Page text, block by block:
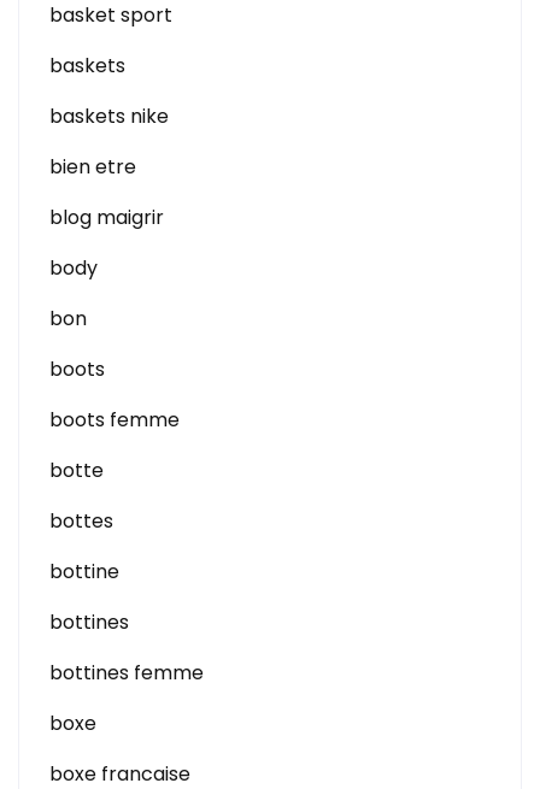
basket sport
baskets
baskets nike
bien etre
blog maigrir
body
bon
boots
boots femme
botte
bottes
bottine
bottines
bottines femme
boxe
boxe francaise